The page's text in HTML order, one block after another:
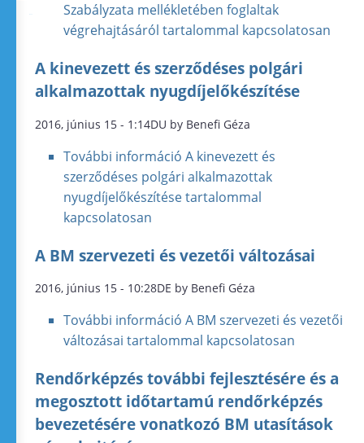
Szabályzata mellékletében foglaltak
végrehajtásáról tartalommal kapcsolatosan
A kinevezett és szerződéses polgári
alkalmazottak nyugdíjelőkészítése
2016, június 15 - 1:14DU by Benefi Géza
További információ A kinevezett és
szerződéses polgári alkalmazottak
nyugdíjelőkészítése tartalommal
kapcsolatosan
A BM szervezeti és vezetői változásai
2016, június 15 - 10:28DE by Benefi Géza
További információ A BM szervezeti és vezetői
változásai tartalommal kapcsolatosan
Rendőrképzés további fejlesztésére és a
megosztott időtartamú rendőrképzés
bevezetésére vonatkozó BM utasítások